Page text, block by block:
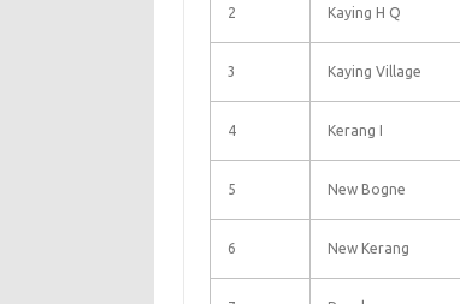
2 Kaying H Q
3 Kaying Village
4 Kerang I
5 New Bogne
6 New Kerang